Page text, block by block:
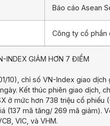
Báo cáo Asean
Công ty cổ phần
INDEX GIẢM HƠN 7 ĐIỂM
10), chỉ số VN-Index giao
Kết thúc phiên giao dịch,
ở mức hơn 738 triệu cổ
(137 mã tăng/ 269 mã giảm).
VIC, và VHM.